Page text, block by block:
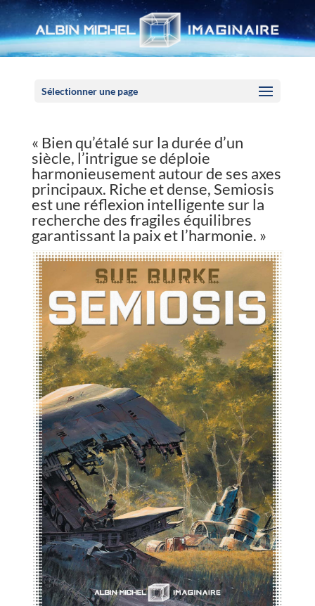
Sélectionner une page
« Bien qu’étalé sur la durée d’un
siècle, l’intrigue se déploie
harmonieusement autour de ses axes
principaux. Riche et dense, Semiosis
est une réflexion intelligente sur la
recherche des fragiles équilibres
garantissant la paix et l’harmonie. »
Panneau de gestion des cookies